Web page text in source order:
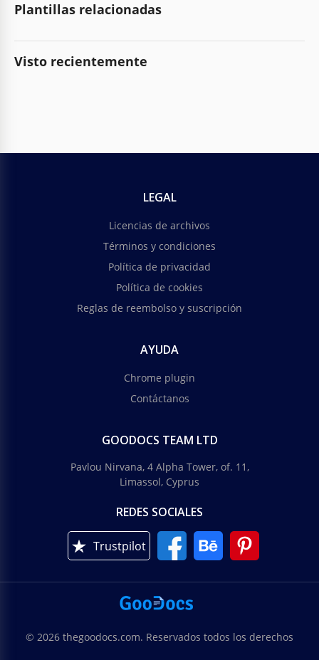
Plantillas relacionadas
Visto recientemente
LEGAL
Licencias de archivos
Términos y condiciones
Política de privacidad
Política de cookies
Reglas de reembolso y suscripción
AYUDA
Chrome plugin
Contáctanos
GOODOCS TEAM LTD
Pavlou Nirvana, 4 Alpha Tower, of. 11,
Limassol, Cyprus
REDES SOCIALES
Trustpilot
© 2026 thegoodocs.com. Reservados todos los derechos